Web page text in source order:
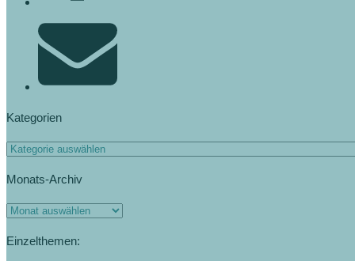
Kategorien
Kategorien
Monats-Archiv
Monats-
Einzelthemen: